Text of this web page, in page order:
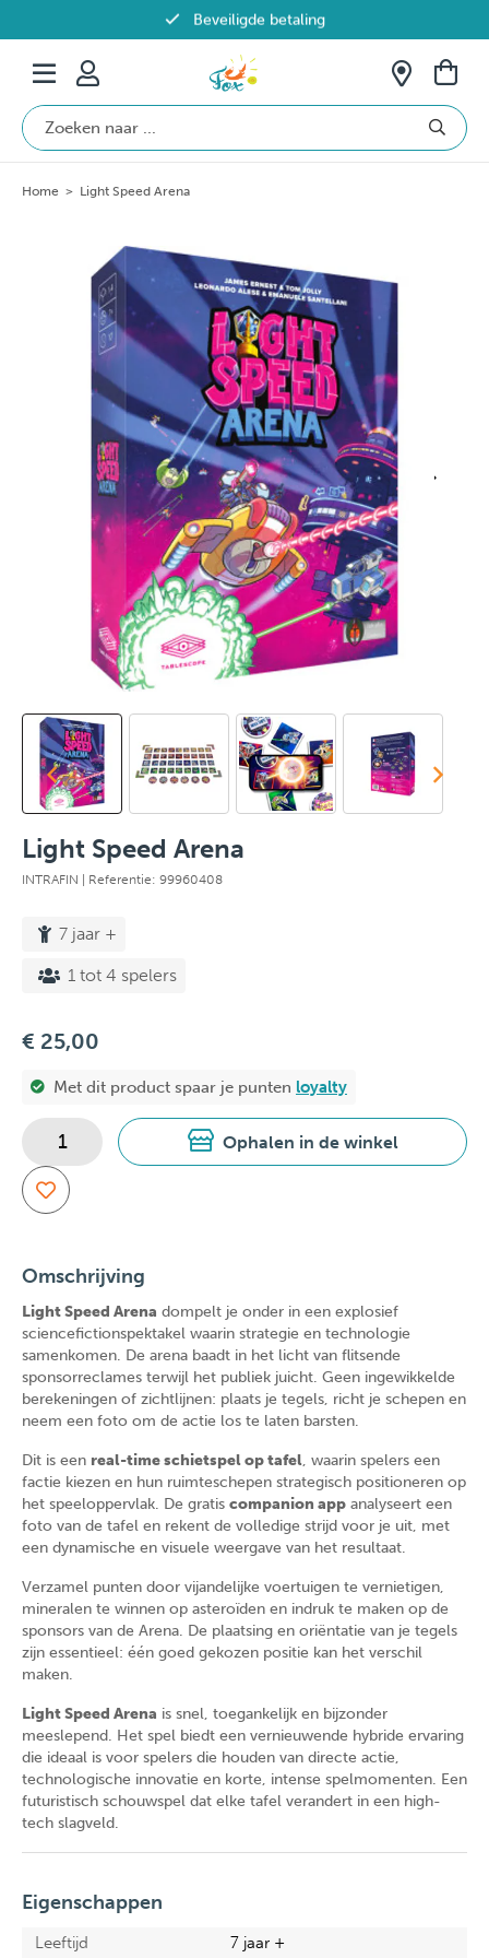
Beveiligde betaling
Gratis verzending vanaf €69 in België
Home > Light Speed Arena
Light Speed Arena
INTRAFIN | Referentie: 99960408
7 jaar +
1 tot 4 spelers
€ 25,00
Met dit product spaar je punten loyalty
Ophalen in de winkel
Omschrijving
Light Speed Arena dompelt je onder in een explosief
sciencefiction­spektakel waarin strategie en technologie
samenkomen. De arena baadt in het licht van flitsende
sponsorreclames terwijl het publiek juicht. Geen ingewikkelde
berekeningen of zichtlijnen: plaats je tegels, richt je schepen en
neem een foto om de actie los te laten barsten.
Dit is een real-time schietspel op tafel, waarin spelers een
factie kiezen en hun ruimteschepen strategisch positioneren op
het speeloppervlak. De gratis companion app analyseert een
foto van de tafel en rekent de volledige strijd voor je uit, met
een dynamische en visuele weergave van het resultaat.
Verzamel punten door vijandelijke voertuigen te vernietigen,
mineralen te winnen op asteroïden en indruk te maken op de
sponsors van de Arena. De plaatsing en oriëntatie van je tegels
zijn essentieel: één goed gekozen positie kan het verschil
maken.
Light Speed Arena is snel, toegankelijk en bijzonder
meeslepend. Het spel biedt een vernieuwende hybride ervaring
die ideaal is voor spelers die houden van directe actie,
technologische innovatie en korte, intense spelmomenten. Een
futuristisch schouwspel dat elke tafel verandert in een high-
tech slagveld.
Eigenschappen
Leeftijd 7 jaar +